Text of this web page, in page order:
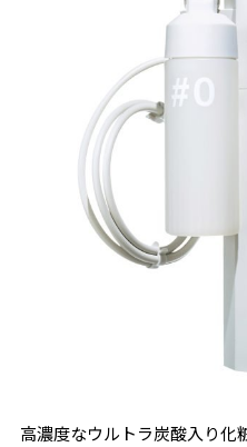
高濃度なウルトラ炭酸入り化